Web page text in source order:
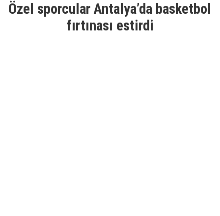
Özel sporcular Antalya’da basketbol
fırtınası estirdi